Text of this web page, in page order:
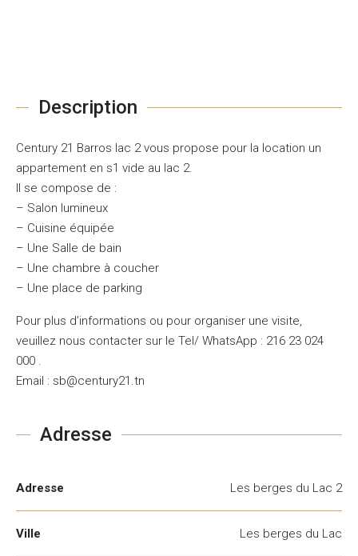
Description
Century 21 Barros lac 2 vous propose pour la location un
appartement en s1 vide au lac 2.
Il se compose de :
– Salon lumineux
– Cuisine équipée
– Une Salle de bain
– Une chambre à coucher
– Une place de parking
Pour plus d’informations ou pour organiser une visite,
veuillez nous contacter sur le Tel/ WhatsApp : 216 23 024
000 .
Email : sb@century21.tn
Adresse
Adresse Les berges du Lac 2
Ville Les berges du Lac